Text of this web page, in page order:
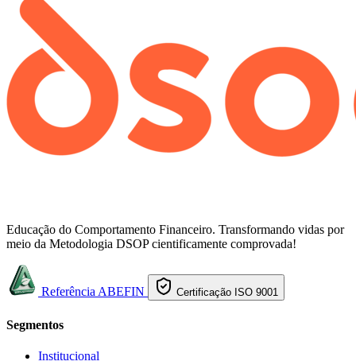
Educação do Comportamento Financeiro. Transformando vidas por
meio da Metodologia DSOP cientificamente comprovada!
Referência ABEFIN Certificação ISO 9001
Segmentos
Institucional